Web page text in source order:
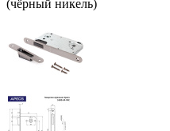
(чёрный никель)